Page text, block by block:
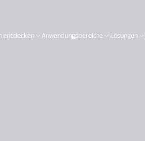
entdecken Anwendungsbereiche Lösungen